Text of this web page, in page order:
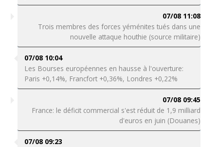
07/08 11:08
Trois membres des forces yéménites tués dans une
nouvelle attaque houthie (source militaire)
07/08 10:04
Les Bourses européennes en hausse à l'ouverture:
Paris +0,14%, Francfort +0,36%, Londres +0,22%
07/08 09:45
France: le déficit commercial s'est réduit de 1,9 milliard
d'euros en juin (Douanes)
07/08 09:23